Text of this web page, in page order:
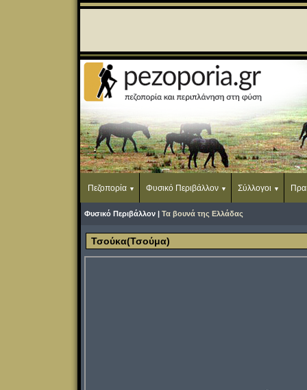
Πεζοπορία Φυσικό Περιβάλλον Σύλλογοι
Φυσικό Περιβάλλον | Τα βουνά της Ελλάδας
Τσούκα(Τσούμα)